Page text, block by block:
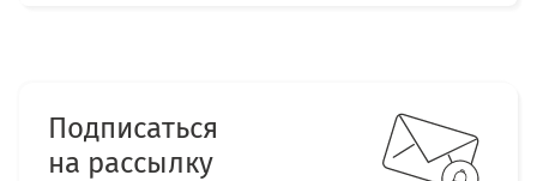
Подписаться
на рассылку